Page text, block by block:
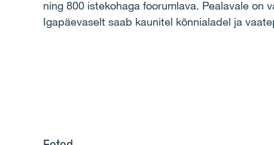
ning 800 istekohaga foorumlava. Pealavale on
Igapäevaselt saab kaunitel kõnnialadel ja